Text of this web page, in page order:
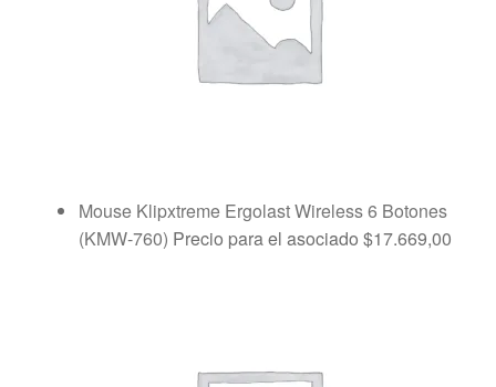
Mouse Klipxtreme Ergolast Wireless 6 Botones
(KMW-760) Precio para el asociado $17.669,00